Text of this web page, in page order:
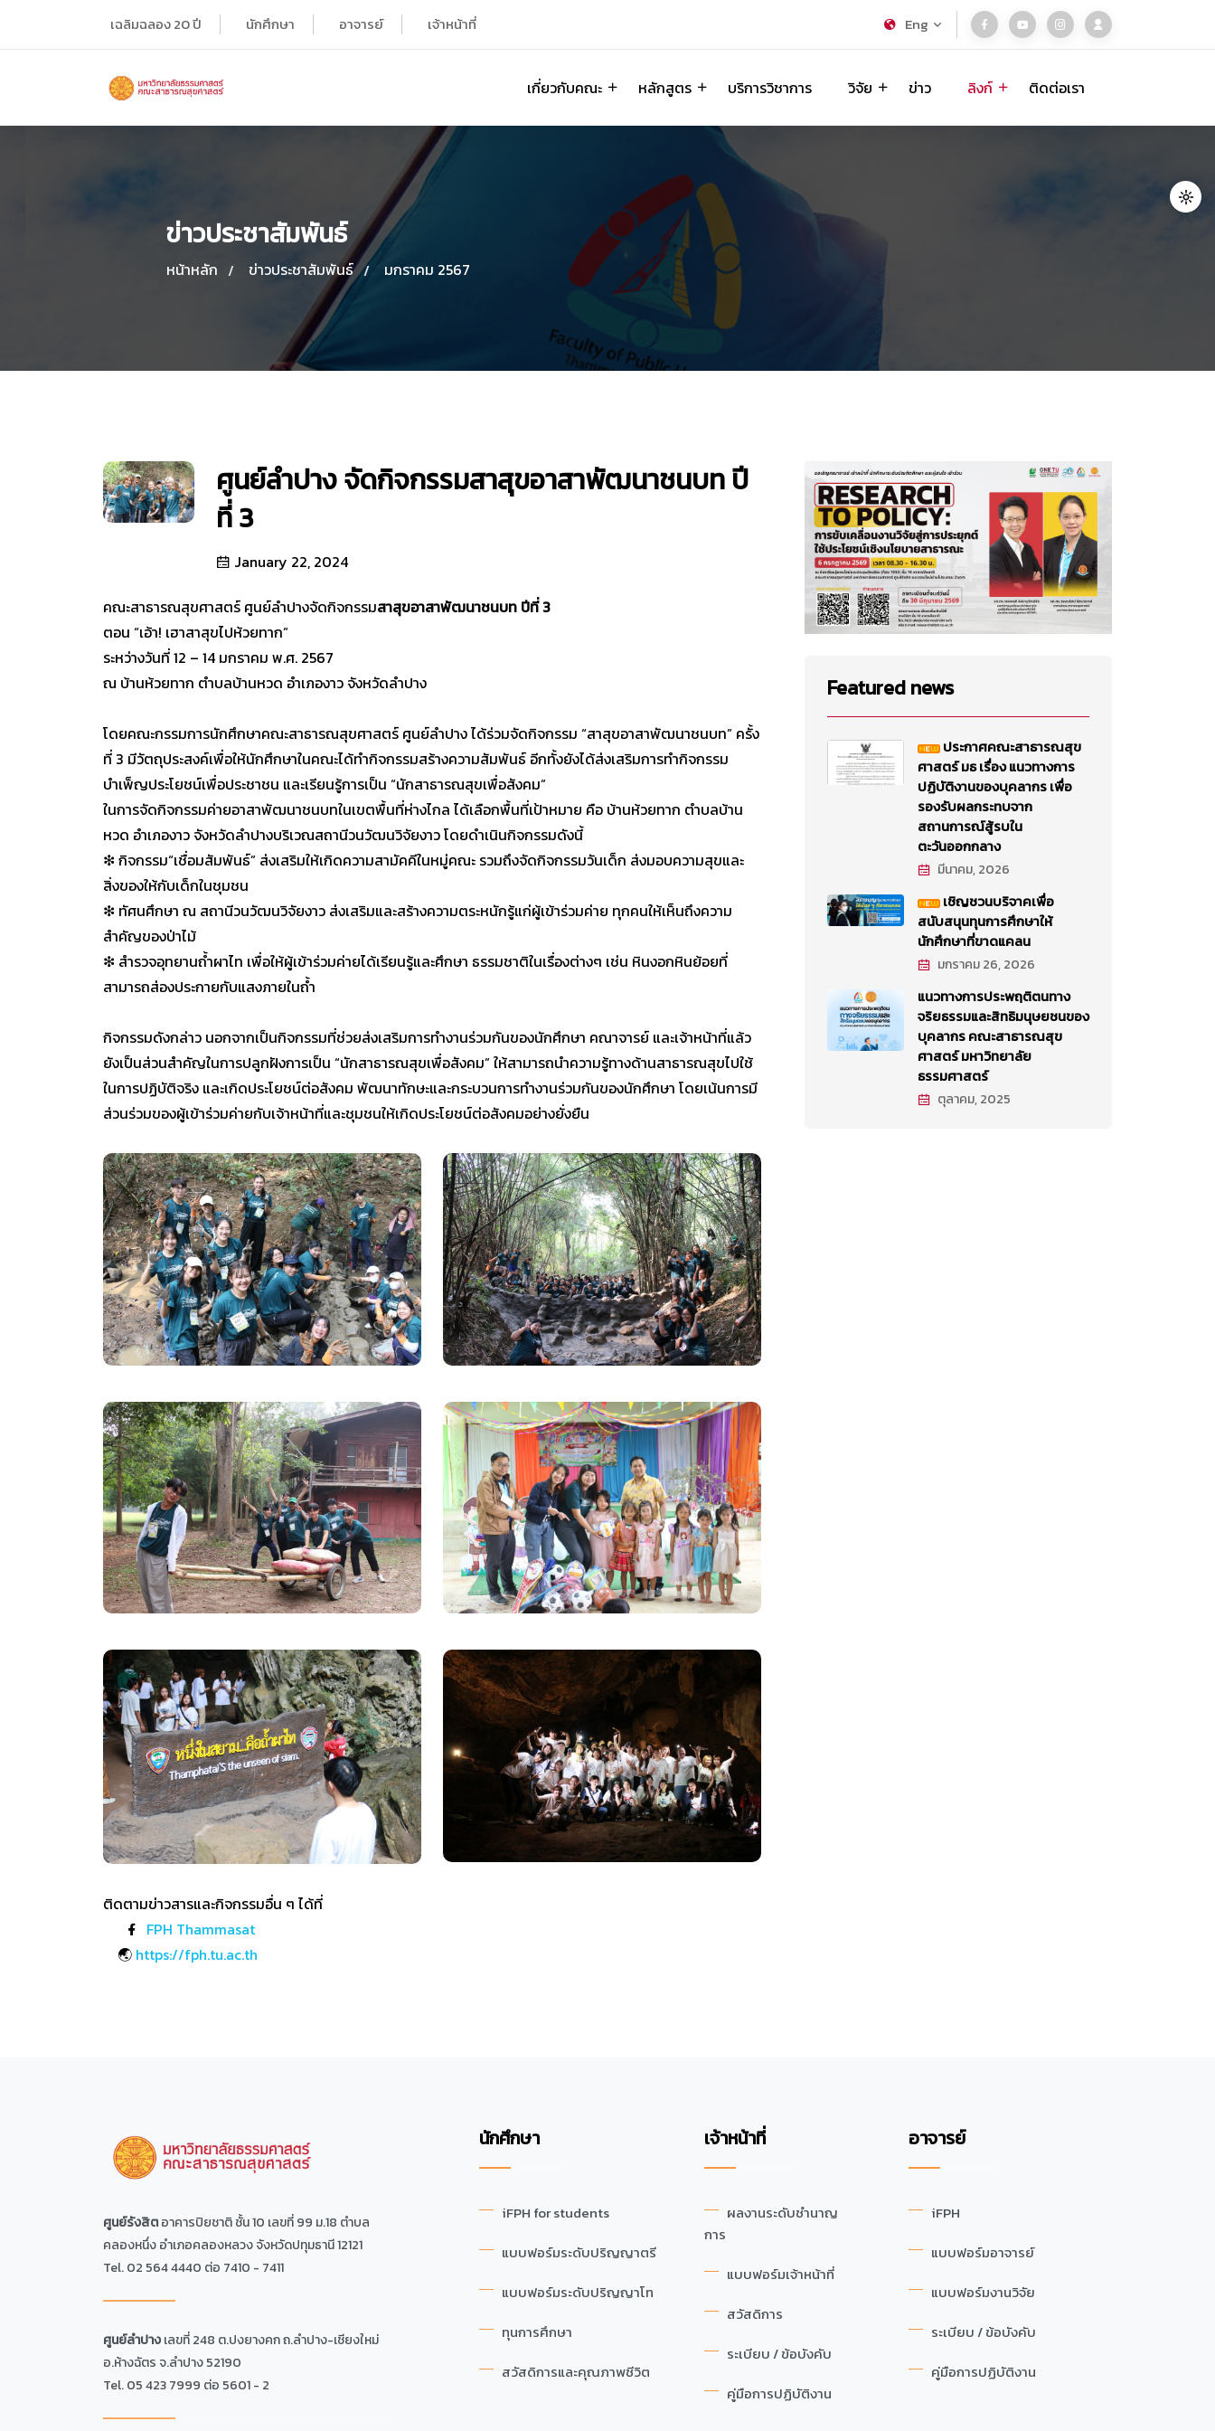
เฉลิมฉลอง 20 ปี นักศึกษา อาจารย์ เจ้าหน้าที่ Eng
เกี่ยวกับคณะ หลักสูตร บริการวิชาการ วิจัย ข่าว ลิงก์ ติดต่อเรา
ข่าวประชาสัมพันธ์
หน้าหลัก ข่าวประชาสัมพันธ์ มกราคม 2567
ศูนย์ลำปาง จัดกิจกรรมสาสุขอาสาพัฒนาชนบท ปี
ที่ 3
January 22, 2024
คณะสาธารณสุขศาสตร์ ศูนย์ลำปางจัดกิจกรรมสาสุขอาสาพัฒนาชนบท ปีที่ 3
ตอน “เอ้า! เฮาสาสุขไปห้วยทาก”
ระหว่างวันที่ 12 – 14 มกราคม พ.ศ. 2567
ณ บ้านห้วยทาก ตำบลบ้านหวด อำเภองาว จังหวัดลำปาง
โดยคณะกรรมการนักศึกษาคณะสาธารณสุขศาสตร์ ศูนย์ลำปาง ได้ร่วมจัดกิจกรรม “สาสุขอาสาพัฒนาชนบท” ครั้ง
ที่ 3 มีวัตถุประสงค์เพื่อให้นักศึกษาในคณะได้ทำกิจกรรมสร้างความสัมพันธ์ อีกทั้งยังได้ส่งเสริมการทำกิจกรรม
บำเพ็ญประโยชน์เพื่อประชาชน และเรียนรู้การเป็น “นักสาธารณสุขเพื่อสังคม”
ในการจัดกิจกรรมค่ายอาสาพัฒนาชนบทในเขตพื้นที่ห่างไกล ได้เลือกพื้นที่เป้าหมาย คือ บ้านห้วยทาก ตำบลบ้าน
หวด อำเภองาว จังหวัดลำปางบริเวณสถานีวนวัฒนวิจัยงาว โดยดำเนินกิจกรรมดังนี้
❇ กิจกรรม“เชื่อมสัมพันธ์” ส่งเสริมให้เกิดความสามัคคีในหมู่คณะ รวมถึงจัดกิจกรรมวันเด็ก ส่งมอบความสุขและ
สิ่งของให้กับเด็กในชุมชน
❇ ทัศนศึกษา ณ สถานีวนวัฒนวิจัยงาว ส่งเสริมและสร้างความตระหนักรู้แก่ผู้เข้าร่วมค่าย ทุกคนให้เห็นถึงความ
สำคัญของป่าไม้
❇ สำรวจอุทยานถ้ำผาไท เพื่อให้ผู้เข้าร่วมค่ายได้เรียนรู้และศึกษา ธรรมชาติในเรื่องต่างๆ เช่น หินงอกหินย้อยที่
สามารถส่องประกายกับแสงภายในถ้ำ
กิจกรรมดังกล่าว นอกจากเป็นกิจกรรมที่ช่วยส่งเสริมการทำงานร่วมกันของนักศึกษา คณาจารย์ และเจ้าหน้าที่แล้ว
ยังเป็นส่วนสำคัญในการปลูกฝังการเป็น “นักสาธารณสุขเพื่อสังคม” ให้สามารถนำความรู้ทางด้านสาธารณสุขไปใช้
ในการปฏิบัติจริง และเกิดประโยชน์ต่อสังคม พัฒนาทักษะและกระบวนการทำงานร่วมกันของนักศึกษา โดยเน้นการมี
ส่วนร่วมของผู้เข้าร่วมค่ายกับเจ้าหน้าที่และชุมชนให้เกิดประโยชน์ต่อสังคมอย่างยั่งยืน
ติดตามข่าวสารและกิจกรรมอื่น ๆ ได้ที่
FPH Thammasat
🌏 https://fph.tu.ac.th
Featured news
ประกาศคณะสาธารณสุข
ศาสตร์ มธ เรื่อง แนวทางการ
ปฏิบัติงานของบุคลากร เพื่อ
รองรับผลกระทบจาก
สถานการณ์สู้รบใน
ตะวันออกกลาง
มีนาคม, 2026
เชิญชวนบริจาคเพื่อ
สนับสนุนทุนการศึกษาให้
นักศึกษาที่ขาดแคลน
มกราคม 26, 2026
แนวทางการประพฤติตนทาง
จริยธรรมและสิทธิมนุษยชนของ
บุคลากร คณะสาธารณสุข
ศาสตร์ มหาวิทยาลัย
ธรรมศาสตร์
ตุลาคม, 2025
ศูนย์รังสิตอาคารปิยชาติ ชั้น 10 เลขที่ 99 ม.18 ตำบล
คลองหนึ่ง อำเภอคลองหลวง จังหวัดปทุมธานี 12121
Tel. 02 564 4440 ต่อ 7410 - 7411
ศูนย์ลำปางเลขที่ 248 ต.ปงยางคก ถ.ลำปาง-เชียงใหม่
อ.ห้างฉัตร จ.ลำปาง 52190
Tel. 05 423 7999 ต่อ 5601 - 2
นักศึกษา
iFPH for students
แบบฟอร์มระดับปริญญาตรี
แบบฟอร์มระดับปริญญาโท
ทุนการศึกษา
สวัสดิการและคุณภาพชีวิต
เจ้าหน้าที่
ผลงานระดับชำนาญ
การ
แบบฟอร์มเจ้าหน้าที่
สวัสดิการ
ระเบียบ / ข้อบังคับ
คู่มือการปฏิบัติงาน
อาจารย์
iFPH
แบบฟอร์มอาจารย์
แบบฟอร์มงานวิจัย
ระเบียบ / ข้อบังคับ
คู่มือการปฏิบัติงาน